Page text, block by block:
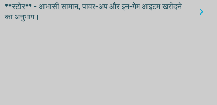
**स्टोर** - आभासी सामान, पावर-अप और इन-गेम आइटम खरीदने
का अनुभाग।